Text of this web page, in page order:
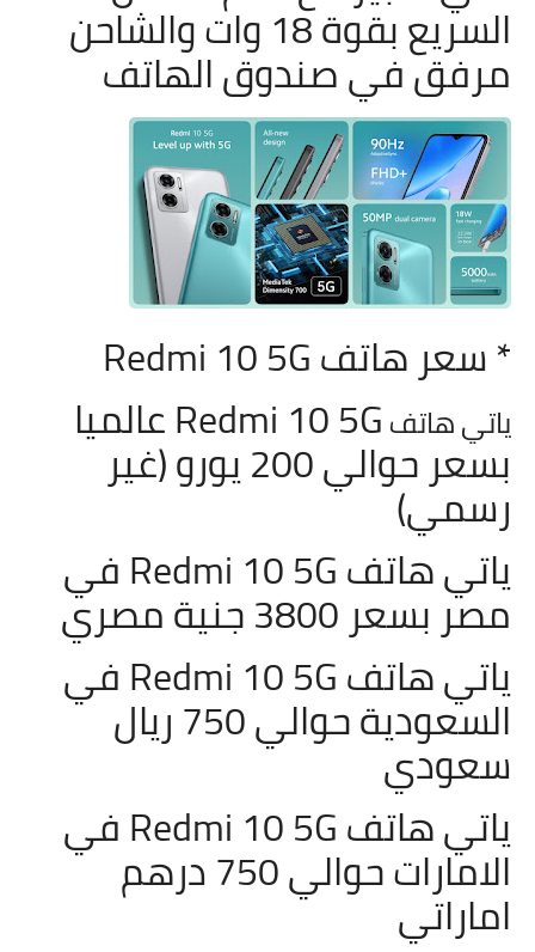
السريع بقوة 18 وات والشاحن
مرفق في صندوق الهاتف
* سعر هاتفRedmi 10 5G
ياتي هاتف Redmi 10 5G عالميا
بسعر حوالي 200 يورو (غير
رسمي)
ياتي هاتف
Redmi 10 5G في
مصر بسعر 3800 جنية مصري
ياتي هاتف
Redmi 10 5G في
السعودية حوالي 750 ريال
سعودي
ياتي هاتف
Redmi 10 5G في
الامارات حوالي 750 درهم
اماراتي